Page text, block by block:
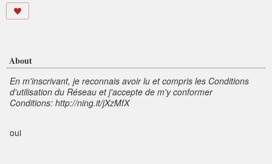
About
En m'inscrivant, je reconnais avoir lu et compris les Conditions
d'utilisation du Réseau et j'accepte de m'y conformer
Conditions: http://ning.it/jXzMfX
oui